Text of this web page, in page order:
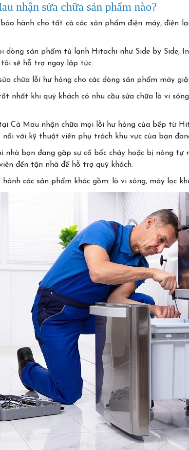
nhận sửa chữa sản phẩm nào?
hành cho tất cả các sản phẩm điện máy, điện
dòng sản phẩm tủ lạnh Hitachi như Side by Side,
sẽ hỗ trợ ngay lập tức.
chữa lỗi hư hỏng cho các dòng sản phẩm máy
nhất khi quý khách có nhu cầu sửa chữa lò vi
Cà Mau nhận chữa mọi lỗi hư hỏng của bếp từ
nối với kỹ thuật viên phụ trách khu vực của bạn
bạn đang gặp sự cố bốc cháy hoặc bị nóng tự
đến tận nhà để hỗ trợ quý khách.
các sản phẩm khác gồm: lò vi sóng, máy lọc